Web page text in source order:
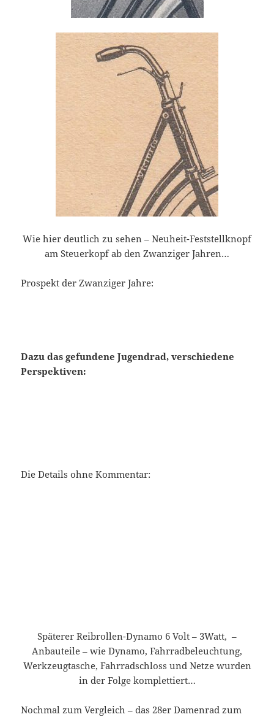
Wie hier deutlich zu sehen – Neuheit-Feststellknopf
am Steuerkopf ab den Zwanziger Jahren…
Prospekt der Zwanziger Jahre:
Dazu das gefundene Jugendrad, verschiedene
Perspektiven:
Die Details ohne Kommentar:
Späterer Reibrollen-Dynamo 6 Volt – 3Watt, –
Anbauteile – wie Dynamo, Fahrradbeleuchtung,
Werkzeugtasche, Fahrradschloss und Netze wurden
in der Folge komplettiert…
Nochmal zum Vergleich – das 28er Damenrad zum